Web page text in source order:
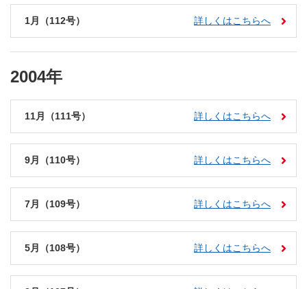
1月（112号） 詳しくはこちらへ
2004年
11月（111号） 詳しくはこちらへ
9月（110号） 詳しくはこちらへ
7月（109号） 詳しくはこちらへ
5月（108号） 詳しくはこちらへ